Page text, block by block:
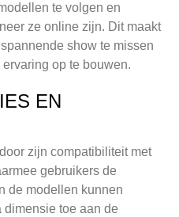
te volgen en
ze online zijn. Dit maakt
show te missen
op te bouwen.
EN
zijn compatibiliteit met
gebruikers de
de modellen kunnen
dimensie toe aan de